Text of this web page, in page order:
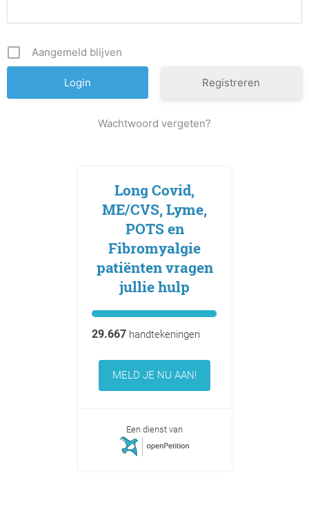
Aangemeld blijven
Registreren
Wachtwoord vergeten?
Long Covid,
ME/CVS, Lyme,
POTS en
Fibromyalgie
patiënten vragen
jullie hulp
29.667handtekeningen
MELD JE NU AAN!
Een dienst van